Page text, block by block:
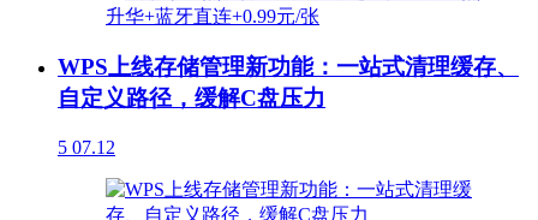
WPS上线存储管理新功能：一站式清理缓存、
自定义路径，缓解C盘压力
5 07.12